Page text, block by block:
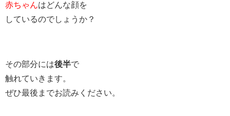
赤ちゃんはどんな顔を
しているのでしょうか？
その部分には後半で
触れていきます。
ぜひ最後までお読みください。